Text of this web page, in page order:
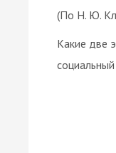
(По Н. Ю.
Какие две